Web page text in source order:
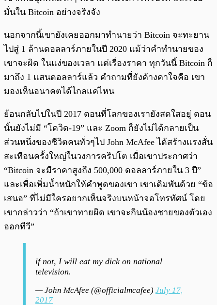
มั่นใน Bitcoin อย่างจริงจัง
นอกจากนี้เขายังเคยออกมาทำนายว่า Bitcoin จะทะยาน
ไปสู่ 1 ล้านดอลลาร์ภายในปี 2020 แม้ว่าคำทำนายของ
เขาจะผิด ในแง่ของเวลา แต่เรื่องราคา ทุกวันนี้ Bitcoin ก็
มาถึง 1 แสนดอลลาร์แล้ว คำถามที่ยังค้างคาใจคือ เขา
มองเห็นอนาคตได้ไกลแค่ไหน
ย้อนกลับไปในปี 2017 ตอนที่โลกของเรายังสดใสอยู่ ตอน
นั้นยังไม่มี “โควิด-19” และ Zoom ก็ยังไม่ได้กลายเป็น
ส่วนหนึ่งของชีวิตคนทั่วๆไป John McAfee ได้สร้างแรงสั่น
สะเทือนครั้งใหญ่ในวงการคริปโต เมื่อเขาประกาศว่า
“Bitcoin จะมีราคาสูงถึง 500,000 ดอลลาร์ภายใน 3 ปี”
และเพื่อเพิ่มน้ำหนักให้คำพูดของเขา เขาเดิมพันด้วย “ข้อ
เสนอ” ที่ไม่มีใครอยากเห็นจริงบนหน้าจอโทรทัศน์ โดย
เขากล่าวว่า “ถ้าเขาทายผิด เขาจะกินน้องชายของตัวเอง
ออกทีวี”
if not, I will eat my dick on national
television.
— John McAfee (@officialmcafee) July 17,
2017